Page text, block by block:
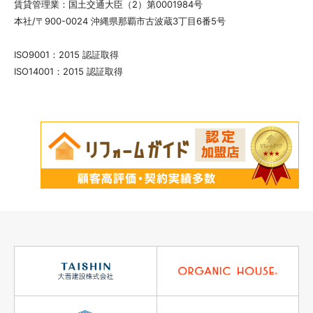
賃貸管理業：国土交通大臣（2）第0001984号
本社/〒900-0024 沖縄県那覇市古波蔵3丁目6番5号
ISO9001：2015 認証取得
ISO14001：2015 認証取得